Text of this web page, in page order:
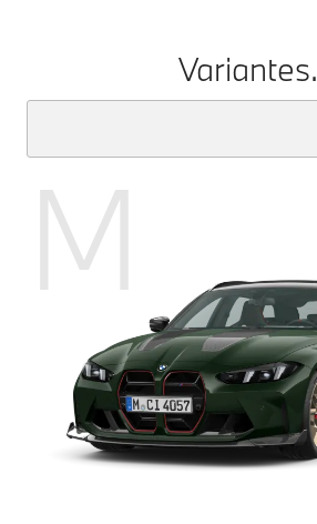
Variantes.
M